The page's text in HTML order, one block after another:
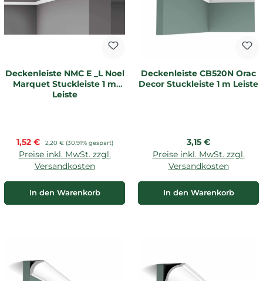
Deckenleiste NMC E _L Noel
Marquet Stuckleiste 1 m
Leiste
Verkaufspreis:
1,52 € Regulärer Preis:
2,20 € (30.91% gespart)
Preise inkl. MwSt. zzgl.
Versandkosten
In den Warenkorb
Deckenleiste CB520N Orac
Decor Stuckleiste 1 m Leiste
Regulärer Preis:
3,15 €
Preise inkl. MwSt. zzgl.
Versandkosten
In den Warenkorb